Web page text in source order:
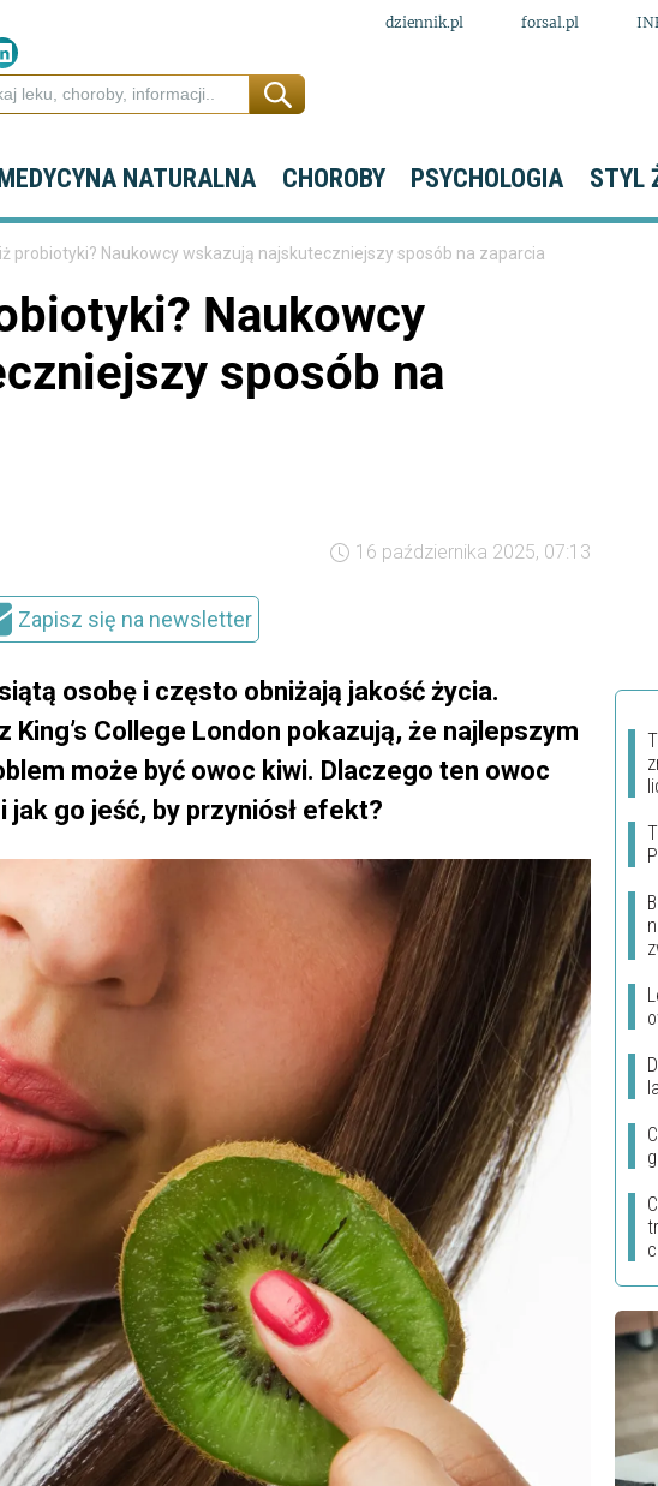
dziennik.pl forsal.pl
NATURALNA CHOROBY PSYCHOLOGIA STYL
probiotyki? Naukowcy wskazują najskuteczniejszy sposób na zaparcia
Naukowcy
sposób na
16 października 2025, 07:13
Zapisz się na newsletter
osobę i często obniżają jakość życia.
College London pokazują, że najlepszym
może być owoc kiwi. Dlaczego ten owoc
go jeść, by przyniósł efekt?